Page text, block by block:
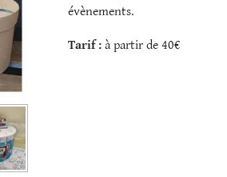
évènements.
Tarif : à partir de 40€